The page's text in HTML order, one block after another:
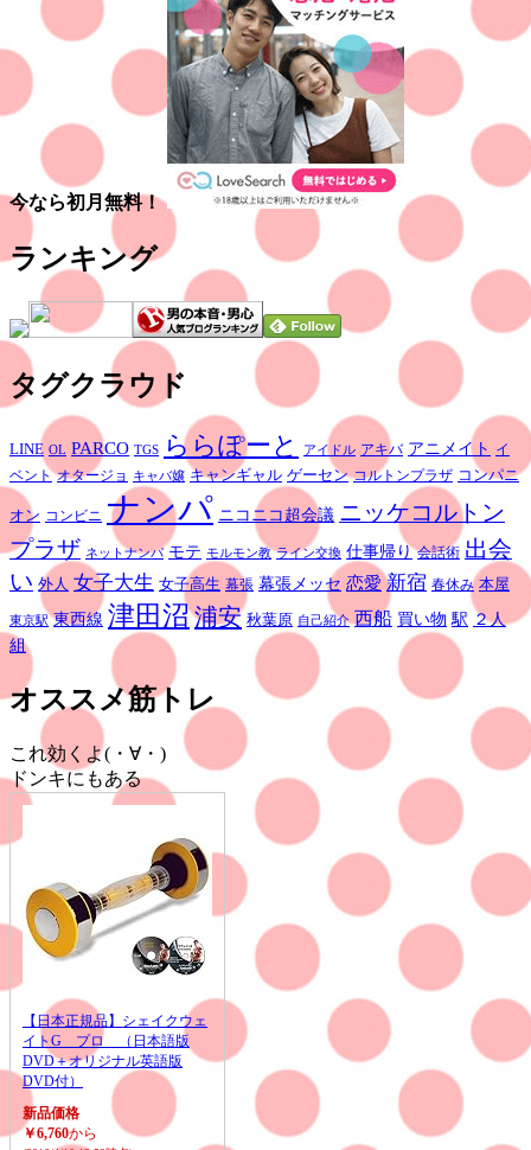
今なら初月無料！
ランキング
タグクラウド
LINE OL PARCO TGS ららぽーと アイドル アキバ アニメイト イ
ベント オタージョ キャバ嬢 キャンギャル ゲーセン コルトンプラザ コンパニ
オン コンビニ ナンパ ニコニコ超会議 ニッケコルトン
プラザ ネットナンパ モテ モルモン教 ライン交換 仕事帰り 会話術 出会
い 外人 女子大生 女子高生 幕張 幕張メッセ 恋愛 新宿 春休み 本屋
東京駅 東西線 津田沼浦安 秋葉原 自己紹介 西船 買い物 駅 ２人
組
オススメ筋トレ
これ効くよ(・∀・)
ドンキにもある
【日本正規品】シェイクウェ
イトG プロ （日本語版
DVD＋オリジナル英語版
DVD付）
新品価格
￥6,760から